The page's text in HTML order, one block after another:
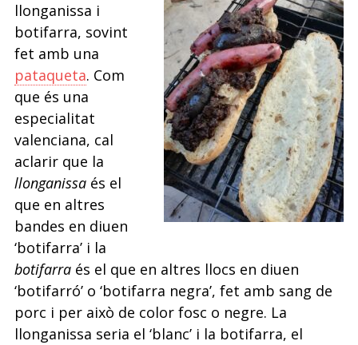
llonganissa i
botifarra, sovint
fet amb una
pataqueta. Com
que és una
especialitat
valenciana, cal
aclarir que la
llonganissaés el
que en altres
bandes en diuen
‘botifarra’ i la
botifarraés el que en altres llocs en diuen
‘botifarró’ o ‘botifarra negra’, fet amb sang de
porc i per això de color fosc o negre. La
llonganissa seria el ‘blanc’ i la botifarra, el